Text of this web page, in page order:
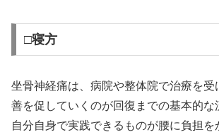
□寝方
坐骨神経痛は、病院や整体院で治療を受
善を促していくのが回復までの基本的な
自分自身で実践できるものが腰に負担